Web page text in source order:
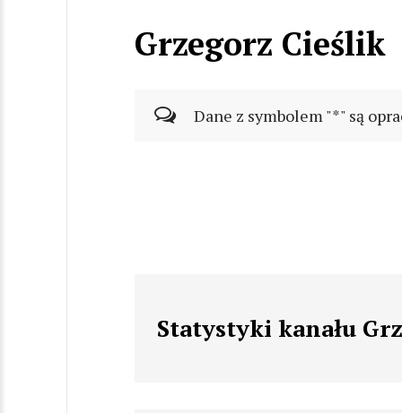
Grzegorz Cieślik
Dane z symbolem "*" są
Statystyki kanału